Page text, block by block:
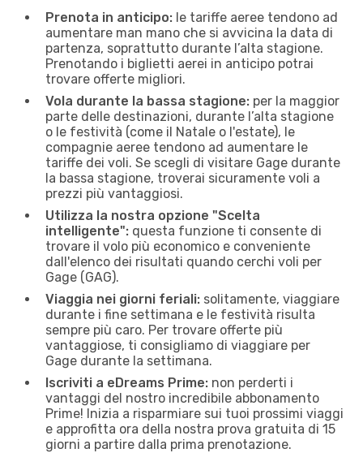
Prenota in anticipo: le tariffe aeree tendono ad
aumentare man mano che si avvicina la data di
partenza, soprattutto durante l’alta stagione.
Prenotando i biglietti aerei in anticipo potrai
trovare offerte migliori.
Vola durante la bassa stagione: per la maggior
parte delle destinazioni, durante l’alta stagione
o le festività (come il Natale o l'estate), le
compagnie aeree tendono ad aumentare le
tariffe dei voli. Se scegli di visitare Gage durante
la bassa stagione, troverai sicuramente voli a
prezzi più vantaggiosi.
Utilizza la nostra opzione "Scelta
intelligente": questa funzione ti consente di
trovare il volo più economico e conveniente
dall'elenco dei risultati quando cerchi voli per
Gage (GAG).
Viaggia nei giorni feriali: solitamente, viaggiare
durante i fine settimana e le festività risulta
sempre più caro. Per trovare offerte più
vantaggiose, ti consigliamo di viaggiare per
Gage durante la settimana.
Iscriviti a eDreams Prime: non perderti i
vantaggi del nostro incredibile abbonamento
Prime! Inizia a risparmiare sui tuoi prossimi viaggi
e approfitta ora della nostra prova gratuita di 15
giorni a partire dalla prima prenotazione.